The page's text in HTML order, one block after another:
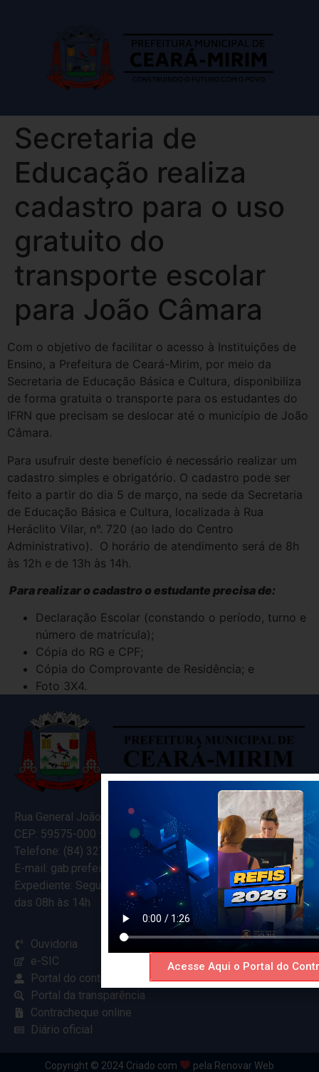
Secretaria de
Educação realiza
cadastro para o uso
gratuito do
transporte escolar
para João Câmara
Com o objetivo de facilitar o acesso à Instituições de
Ensino, a Prefeitura de Ceará-Mirim, por meio da
Secretaria de Educação Básica e Cultura, disponibiliza
de forma gratuita o transporte para os estudantes do
IFRN que precisam se deslocar até o município de João
Câmara.
Para usufruir deste benefício é necessário realizar um
cadastro simples e obrigatório. O cadastro pode ser
feito a partir do dia 5 de março, na sede da Secretaria
de Educação Básica e Cultura, localizada à Rua
Heráclito Vilar, n°. 720 (ao lado do Centro
Administrativo). O horário de atendimento será de 8h
às 12h e de 13h às 14h.
Para realizar o cadastro o estudante precisa de:
Declaração Escolar (constando o período, turno e
número de matrícula);
Cópia do RG e CPF;
Cópia do Comprovante de Residência; e
Foto 3X4.
Rua General João Varela, 635
CEP: 59575-000 – Ceará-Mirim – RN
Telefone: (84) 3274-5916
E-mail: gab.prefeitocearamirim@gmail.com
Expediente: Segunda à Sexta
das 08h às 14h
Ouvidoria
e-SIC
Portal do contribuinte
Portal da transparência
Contracheque online
Diário oficial
Copyright © 2024 Criado com pela Renovar Web
Acesse Aqui o Portal do